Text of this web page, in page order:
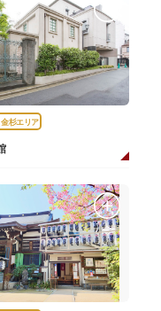
杉エリア